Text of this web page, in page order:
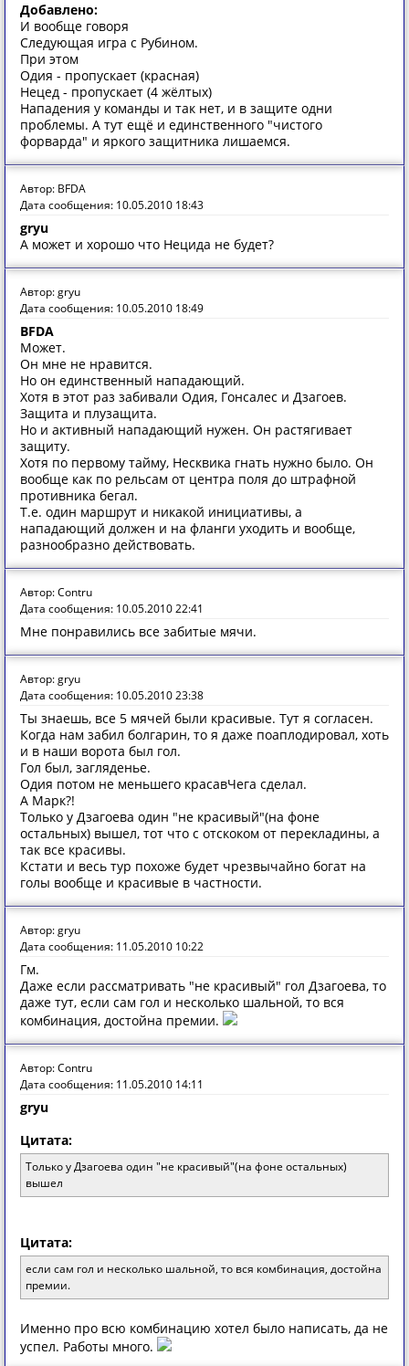
Добавлено:
И вообще говоря
Следующая игра с Рубином.
При этом
Одия - пропускает (красная)
Нецед - пропускает (4 жёлтых)
Нападения у команды и так нет, и в защите одни
проблемы. А тут ещё и единственного "чистого
форварда" и яркого защитника лишаемся.
Автор: BFDA
Дата сообщения: 10.05.2010 18:43
gryu
А может и хорошо что Нецида не будет?
Автор: gryu
Дата сообщения: 10.05.2010 18:49
BFDA
Может.
Он мне не нравится.
Но он единственный нападающий.
Хотя в этот раз забивали Одия, Гонсалес и Дзагоев.
Защита и плузащита.
Но и активный нападающий нужен. Он растягивает
защиту.
Хотя по первому тайму, Несквика гнать нужно было. Он
вообще как по рельсам от центра поля до штрафной
противника бегал.
Т.е. один маршрут и никакой инициативы, а
нападающий должен и на фланги уходить и вообще,
разнообразно действовать.
Автор: Contru
Дата сообщения: 10.05.2010 22:41
Мне понравились все забитые мячи.
Автор: gryu
Дата сообщения: 10.05.2010 23:38
Ты знаешь, все 5 мячей были красивые. Тут я согласен.
Когда нам забил болгарин, то я даже поаплодировал, хоть
и в наши ворота был гол.
Гол был, загляденье.
Одия потом не меньшего красавЧега сделал.
А Марк?!
Только у Дзагоева один "не красивый"(на фоне
остальных) вышел, тот что с отскоком от перекладины, а
так все красивы.
Кстати и весь тур похоже будет чрезвычайно богат на
голы вообще и красивые в частности.
Автор: gryu
Дата сообщения: 11.05.2010 10:22
Гм.
Даже если рассматривать "не красивый" гол Дзагоева, то
даже тут, если сам гол и несколько шальной, то вся
комбинация, достойна премии.
Автор: Contru
Дата сообщения: 11.05.2010 14:11
gryu
Цитата:
Только у Дзагоева один "не красивый"(на фоне остальных)
вышел
Цитата:
если сам гол и несколько шальной, то вся комбинация, достойна
премии.
Именно про всю комбинацию хотел было написать, да не
успел. Работы много.